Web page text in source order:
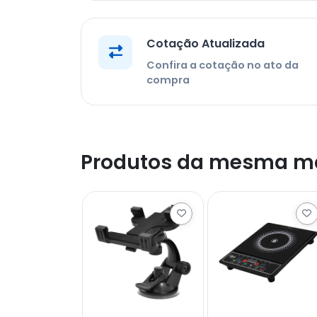
Cotação Atualizada
Confira a cotação no ato da
compra
Produtos da mesma